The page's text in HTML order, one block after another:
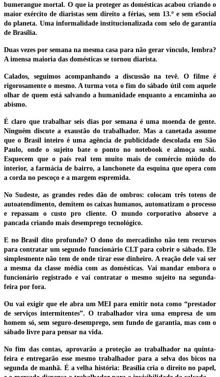
bumerangue mortal. O que ia proteger as domésticas acabou criando o
maior exército de diaristas sem direito a férias, sem 13.º e sem eSocial
do planeta. Uma informalidade institucionalizada com selo de garantia
de Brasília.
Duas vezes por semana na mesma casa para não gerar vínculo, lembra?
A imensa maioria das domésticas se tornou diarista.
Calados, seguimos acompanhando a discussão na tevê. O filme é
rigorosamente o mesmo. A turma vota o fim do sábado útil com aquele
olhar de quem está salvando a humanidade enquanto a encaminha ao
abismo.
É claro que trabalhar seis dias por semana é uma moenda de gente.
Ninguém discute a exaustão do trabalhador. Mas a canetada assume
que o Brasil inteiro é uma agência de publicidade descolada em São
Paulo, onde o sujeito bate o ponto no notebook e almoça sushi.
Esquecem que o país real tem muito mais de comércio miúdo do
interior, a farmácia de bairro, a lanchonete da esquina que opera com
a corda no pescoço e a margem espremida.
No Sudeste, as grandes redes dão de ombros: colocam três totens de
autoatendimento, demitem os caixas humanos, automatizam o processo
e repassam o custo pro cliente. O mundo corporativo absorve a
pancada criando mais desemprego tecnológico.
E no Brasil dito profundo? O dono do mercadinho não tem recursos
para contratar um segundo funcionário CLT para cobrir o sábado. Ele
simplesmente não tem de onde tirar esse dinheiro. A reação dele vai ser
a mesma da classe média com as domésticas. Vai mandar embora o
funcionário registrado e vai contratar o mesmo sujeito na segunda-
feira por fora.
Ou vai exigir que ele abra um MEI para emitir nota como “prestador
de serviços intermitentes”. O trabalhador vira uma empresa de um
homem só, sem seguro-desemprego, sem fundo de garantia, mas com o
sábado livre para pensar na vida.
No fim das contas, aprovarão a proteção ao trabalhador na quinta-
feira e entregarão esse mesmo trabalhador para a selva dos bicos na
segunda de manhã. É a velha história: Brasília cria o direito no papel,